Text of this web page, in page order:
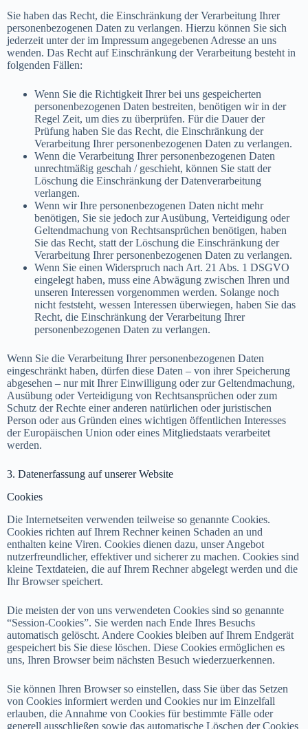
Sie haben das Recht, die Einschränkung der Verarbeitung Ihrer
personenbezogenen Daten zu verlangen. Hierzu können Sie sich
jederzeit unter der im Impressum angegebenen Adresse an uns
wenden. Das Recht auf Einschränkung der Verarbeitung besteht in
folgenden Fällen:
Wenn Sie die Richtigkeit Ihrer bei uns gespeicherten
personenbezogenen Daten bestreiten, benötigen wir in der
Regel Zeit, um dies zu überprüfen. Für die Dauer der
Prüfung haben Sie das Recht, die Einschränkung der
Verarbeitung Ihrer personenbezogenen Daten zu verlangen.
Wenn die Verarbeitung Ihrer personenbezogenen Daten
unrechtmäßig geschah / geschieht, können Sie statt der
Löschung die Einschränkung der Datenverarbeitung
verlangen.
Wenn wir Ihre personenbezogenen Daten nicht mehr
benötigen, Sie sie jedoch zur Ausübung, Verteidigung oder
Geltendmachung von Rechtsansprüchen benötigen, haben
Sie das Recht, statt der Löschung die Einschränkung der
Verarbeitung Ihrer personenbezogenen Daten zu verlangen.
Wenn Sie einen Widerspruch nach Art. 21 Abs. 1 DSGVO
eingelegt haben, muss eine Abwägung zwischen Ihren und
unseren Interessen vorgenommen werden. Solange noch
nicht feststeht, wessen Interessen überwiegen, haben Sie das
Recht, die Einschränkung der Verarbeitung Ihrer
personenbezogenen Daten zu verlangen.
Wenn Sie die Verarbeitung Ihrer personenbezogenen Daten
eingeschränkt haben, dürfen diese Daten – von ihrer Speicherung
abgesehen – nur mit Ihrer Einwilligung oder zur Geltendmachung,
Ausübung oder Verteidigung von Rechtsansprüchen oder zum
Schutz der Rechte einer anderen natürlichen oder juristischen
Person oder aus Gründen eines wichtigen öffentlichen Interesses
der Europäischen Union oder eines Mitgliedstaats verarbeitet
werden.
3. Datenerfassung auf unserer Website
Cookies
Die Internetseiten verwenden teilweise so genannte Cookies.
Cookies richten auf Ihrem Rechner keinen Schaden an und
enthalten keine Viren. Cookies dienen dazu, unser Angebot
nutzerfreundlicher, effektiver und sicherer zu machen. Cookies sind
kleine Textdateien, die auf Ihrem Rechner abgelegt werden und die
Ihr Browser speichert.
Die meisten der von uns verwendeten Cookies sind so genannte
“Session-Cookies”. Sie werden nach Ende Ihres Besuchs
automatisch gelöscht. Andere Cookies bleiben auf Ihrem Endgerät
gespeichert bis Sie diese löschen. Diese Cookies ermöglichen es
uns, Ihren Browser beim nächsten Besuch wiederzuerkennen.
Sie können Ihren Browser so einstellen, dass Sie über das Setzen
von Cookies informiert werden und Cookies nur im Einzelfall
erlauben, die Annahme von Cookies für bestimmte Fälle oder
generell ausschließen sowie das automatische Löschen der Cookies